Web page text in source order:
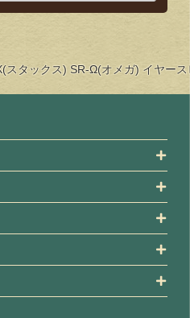
スタックス) SR-Ω(オメガ) イヤー